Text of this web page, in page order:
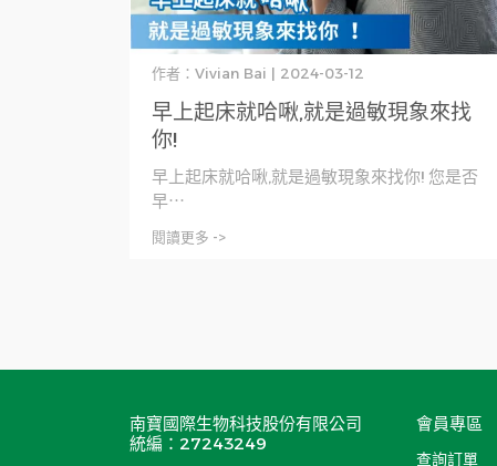
早上起床就哈啾,就是過敏現象來找
你!
作者：Vivian Bai | 2024-03-12
早上起床就哈啾,就是過敏現象來找你! 您是否
早⋯
閱讀更多 ->
南寶國際生物科技股份有限公司
統編：27243249
會員專區
查詢訂單